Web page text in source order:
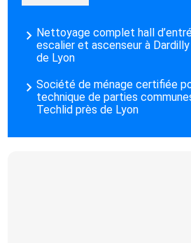
Nettoyage complet hall
escalier et ascenseur à
de Lyon
Société de ménage certifiée
technique de parties
Techlid près de Lyon